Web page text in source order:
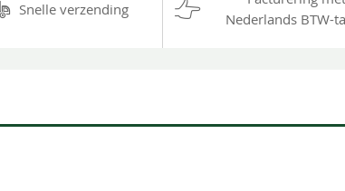
Snelle verzending
Nederlands BTW-